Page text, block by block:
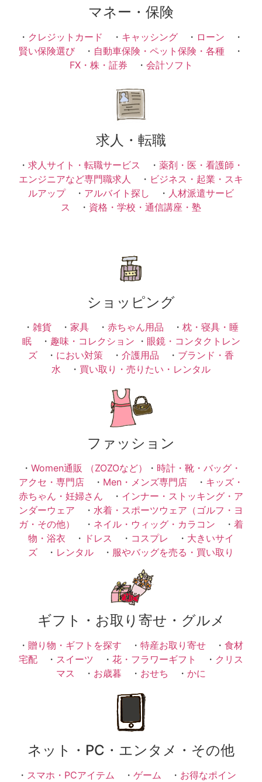
マネー・保険
・ クレジットカード ・ キャッシング ・ ローン ・
賢い保険選び ・ 自動車保険・ペット保険・各種 ・
FX・株・証券 ・ 会計ソフト
求人・転職
・ 求人サイト・転職サービス ・ 薬剤・医・看護師・
エンジニアなど専門職求人
・ ビジネス・起業・スキ
ルアップ・ アルバイト探し ・ 人材派遣サービ
ス ・ 資格・学校・通信講座・塾
ショッピング
・ 雑貨 ・ 家具 ・ 赤ちゃん用品 ・ 枕・寝具・睡
眠・ 趣味・コレクション ・ 眼鏡・コンタクトレン
ズ ・ におい対策 ・ 介護用品 ・ ブランド・香
水 ・ 買い取り・売りたい・レンタル
ファッション
・ Women通販 （ZOZOなど） ・ 時計・靴・バッグ・
アクセ・専門店 ・ Men・メンズ専門店 ・ キッズ・
赤ちゃん・妊婦さん ・ インナー・ストッキング・ア
ンダーウェア ・ 水着・スポーツウェア（ゴルフ・ヨ
ガ・その他）
・ ネイル・ウィッグ・カラコン ・ 着
物・浴衣 ・ ドレス ・ コスプレ ・ 大きいサイ
ズ ・ レンタル ・ 服やバッグを売る・買い取り
ギフト・お取り寄せ・グルメ
・ 贈り物・ギフトを探す ・ 特産お取り寄せ ・ 食材
宅配 ・ スイーツ ・ 花・フラワーギフト ・ クリス
マス ・ お歳暮 ・ おせち ・ かに
ネット・PC・エンタメ・その他
・ スマホ・PCアイテム ・ ゲーム ・ お得なポイン